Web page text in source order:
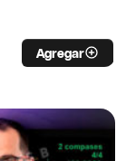
Agregar